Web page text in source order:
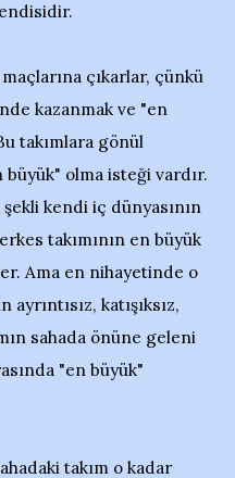
çıkarlar, çünkü
kazanmak ve "en
takımlara gönül
olma isteği vardır.
kendi iç dünyasının
takımının en büyük
Ama en nihayetinde o
katışıksız,
sahada önüne geleni
"en büyük"
takım o kadar